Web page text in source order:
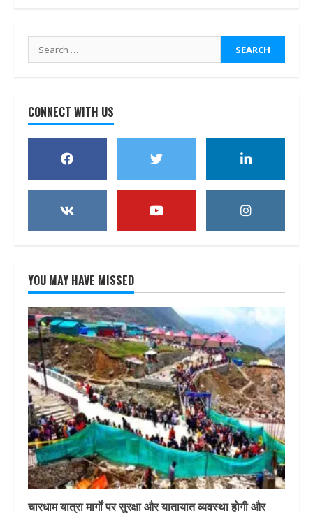
Search
for:
CONNECT WITH US
YOU MAY HAVE MISSED
चारधाम यात्रा मार्गों पर सुरक्षा और यातायात व्यवस्था होगी और